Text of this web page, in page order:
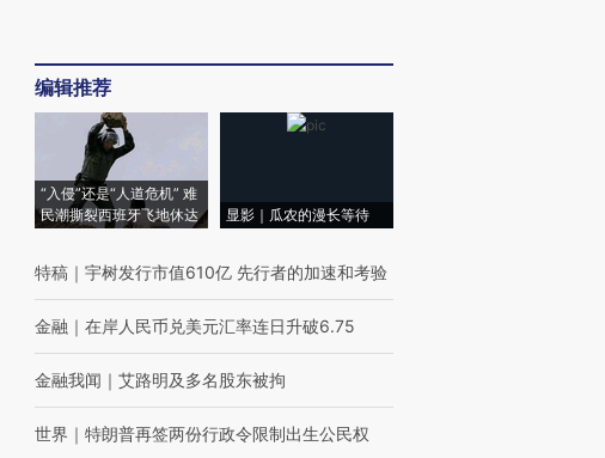
编辑推荐
“入侵”还是“人道危机” 难
民潮撕裂西班牙飞地休达
显影｜瓜农的漫长等待
特稿 ｜ 宇树发行市值610亿 先行者的加速和考验
金融 ｜ 在岸人民币兑美元汇率连日升破6.75
金融我闻 ｜ 艾路明及多名股东被拘
世界 ｜ 特朗普再签两份行政令限制出生公民权